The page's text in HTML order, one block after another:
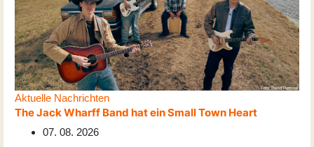
Aktuelle Nachrichten
The Jack Wharff Band hat ein Small Town Heart
07. 08. 2026